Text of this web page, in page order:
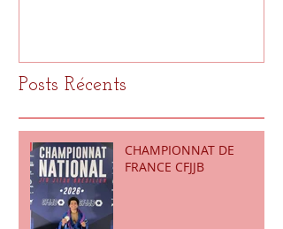
Posts Récents
CHAMPIONNAT DE
FRANCE CFJJB